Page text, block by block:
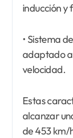
inducción y
• Sistema
adaptado a
velocidad.
Estas
alcanzar
de 453 km/